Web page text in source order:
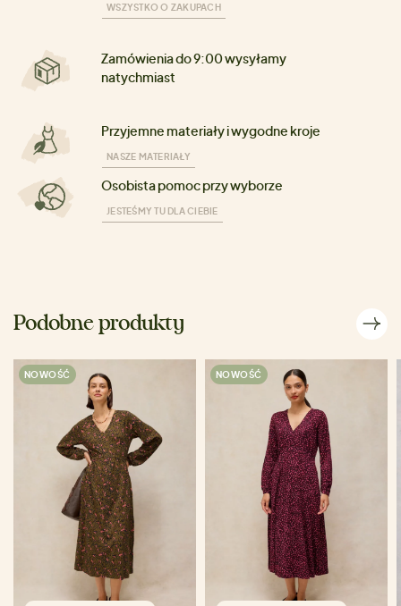
WSZYSTKO O ZAKUPACH
Zamówienia do 9:00 wysyłamy
natychmiast
Przyjemne materiały i wygodne kroje
NASZE MATERIAŁY
Osobista pomoc przy wyborze
JESTEŚMY TU DLA CIEBIE
Podobne produkty
NOWOŚĆ NOWOŚĆ